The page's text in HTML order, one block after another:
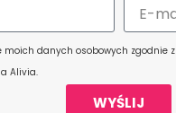
danych osobowych zgodnie z
Alivia.
WYŚLIJ